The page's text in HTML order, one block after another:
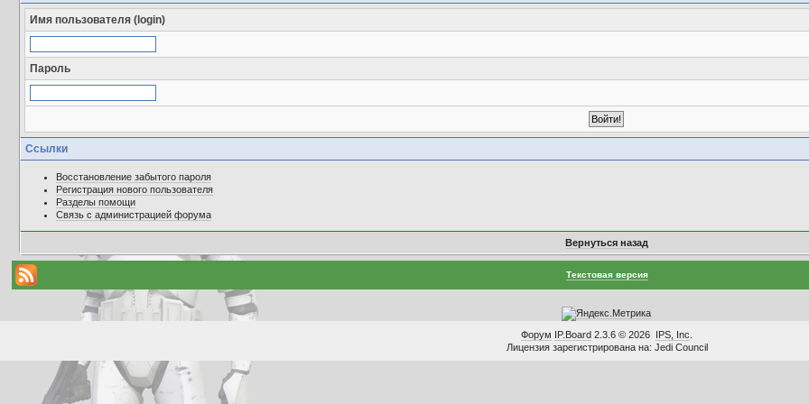
Имя пользователя (login)
Пароль
Ссылки
Восстановление забытого пароля
Регистрация нового пользователя
Разделы помощи
Связь с администрацией форума
Вернуться назад
Текстовая версия
Форум IP.Board 2.3.6 © 2026 IPS, Inc
Лицензия зарегистрирована на: Jedi Council